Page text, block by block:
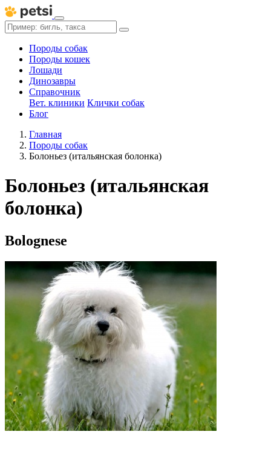
Породы собак
Породы кошек
Лошади
Динозавры
Справочник
Вет. клиники Клички собак
Блог
Главная
Породы собак
Болоньез (итальянская болонка)
Болоньез (итальянская
болонка)
Bolognese